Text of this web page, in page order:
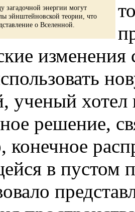
загадочной энергии могут
эйнштейновской теории, что
о Вселенной.
изменения
ученый хотел
решение,
конечное
в пустом